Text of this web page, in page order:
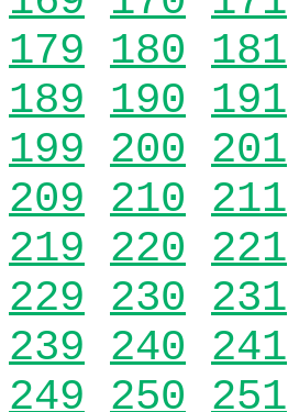
179 180 181
189 190 191
199 200 201
209 210 211
219 220 221
229 230 231
239 240 241
249 250 251